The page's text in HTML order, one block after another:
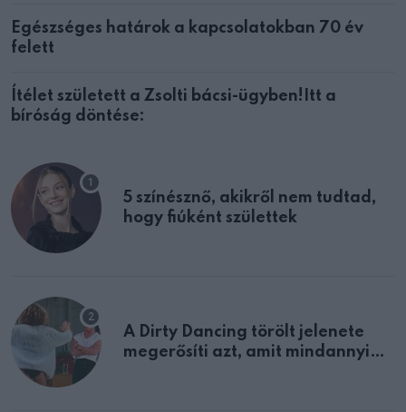
Egészséges határok a kapcsolatokban 70 év
felett
Ítélet született a Zsolti bácsi-ügyben!Itt a
bíróság döntése:
5 színésznő, akikről nem tudtad,
hogy fiúként születtek
A Dirty Dancing törölt jelenete
megerősíti azt, amit mindannyian